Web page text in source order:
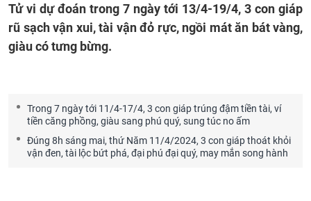
Tử vi dự đoán trong 7 ngày tới 13/4-19/4, 3 con giáp
rũ sạch vận xui, tài vận đỏ rực, ngồi mát ăn bát vàng,
giàu có tưng bừng.
Trong 7 ngày tới 11/4-17/4, 3 con giáp trúng đậm tiền tài, ví
tiền căng phồng, giàu sang phú quý, sung túc no ấm
Đúng 8h sáng mai, thứ Năm 11/4/2024, 3 con giáp thoát khỏi
vận đen, tài lộc bứt phá, đại phú đại quý, may mắn song hành